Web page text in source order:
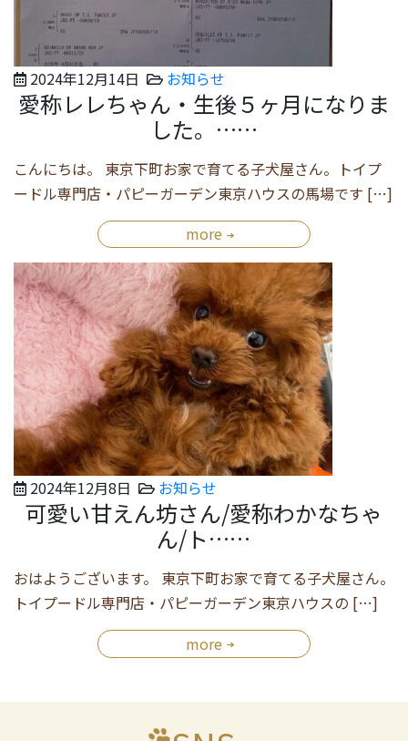
2024年12月14日 お知らせ
愛称レレちゃん・生後５ヶ月になりま
した。……
こんにちは。 東京下町お家で育てる子犬屋さん。トイプ
ードル専門店・パピーガーデン東京ハウスの馬場です […]
more
2024年12月8日 お知らせ
可愛い甘えん坊さん/愛称わかなちゃ
ん/ト……
おはようございます。 東京下町お家で育てる子犬屋さん。
トイプードル専門店・パピーガーデン東京ハウスの […]
more